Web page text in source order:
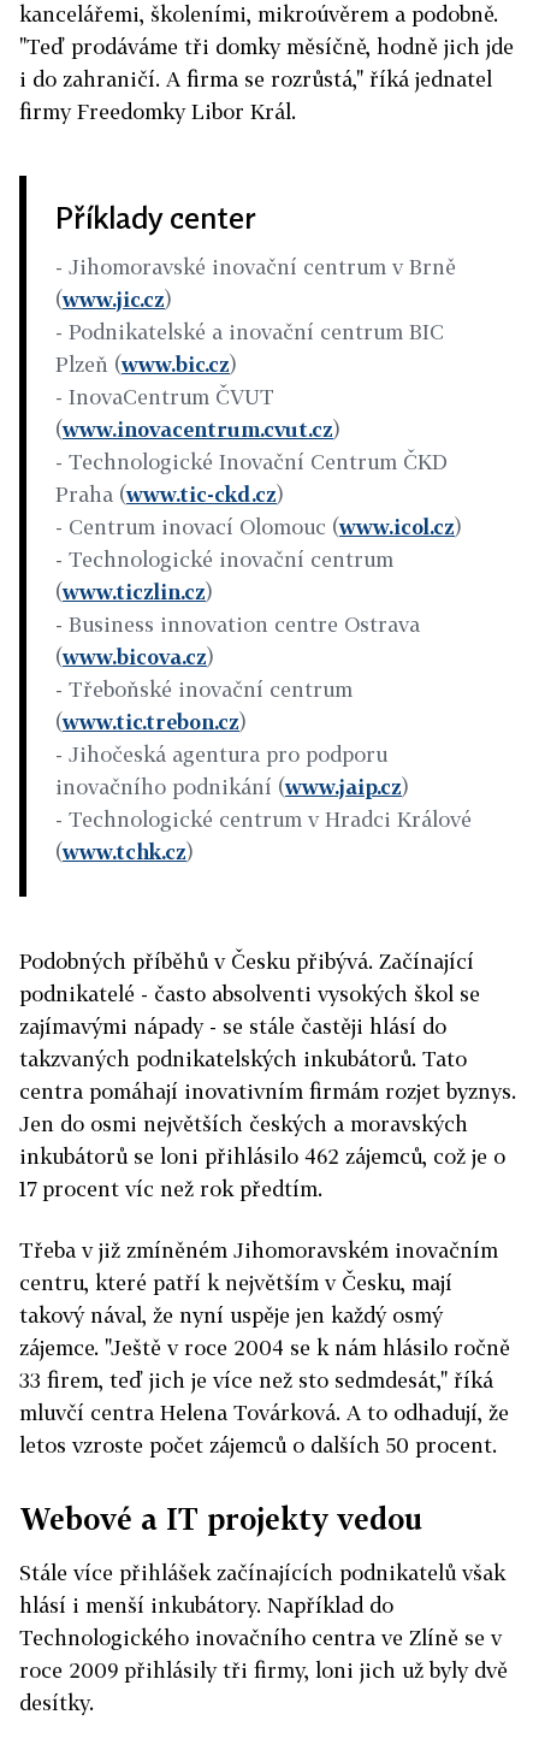
kancelářemi, školeními, mikroúvěrem a podobně.
"Teď prodáváme tři domky měsíčně, hodně jich jde
i do zahraničí. A firma se rozrůstá," říká jednatel
firmy Freedomky Libor Král.
Příklady center
- Jihomoravské inovační centrum v Brně
(www.jic.cz)
- Podnikatelské a inovační centrum BIC
Plzeň (www.bic.cz)
- InovaCentrum ČVUT
(www.inovacentrum.cvut.cz)
- Technologické Inovační Centrum ČKD
Praha (www.tic-ckd.cz)
- Centrum inovací Olomouc (www.icol.cz)
- Technologické inovační centrum
(www.ticzlin.cz)
- Business innovation centre Ostrava
(www.bicova.cz)
- Třeboňské inovační centrum
(www.tic.trebon.cz)
- Jihočeská agentura pro podporu
inovačního podnikání (www.jaip.cz)
- Technologické centrum v Hradci Králové
(www.tchk.cz)
Podobných příběhů v Česku přibývá. Začínající
podnikatelé - často absolventi vysokých škol se
zajímavými nápady - se stále častěji hlásí do
takzvaných podnikatelských inkubátorů. Tato
centra pomáhají inovativním firmám rozjet byznys.
Jen do osmi největších českých a moravských
inkubátorů se loni přihlásilo 462 zájemců, což je o
17 procent víc než rok předtím.
Třeba v již zmíněném Jihomoravském inovačním
centru, které patří k největším v Česku, mají
takový nával, že nyní uspěje jen každý osmý
zájemce. "Ještě v roce 2004 se k nám hlásilo ročně
33 firem, teď jich je více než sto sedmdesát," říká
mluvčí centra Helena Továrková. A to odhadují, že
letos vzroste počet zájemců o dalších 50 procent.
Webové a IT projekty vedou
Stále více přihlášek začínajících podnikatelů však
hlásí i menší inkubátory. Například do
Technologického inovačního centra ve Zlíně se v
roce 2009 přihlásily tři firmy, loni jich už byly dvě
desítky.